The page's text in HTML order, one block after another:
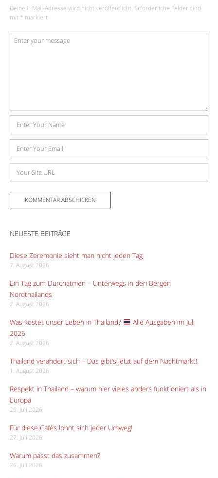
Deine E-Mail-Adresse wird nicht veröffentlicht. Erforderliche Felder sind
mit * markiert
Kommentar
Name
Mail-
Adresse
Website
NEUESTE BEITRÄGE
Diese Zeremonie sieht man nicht jeden Tag
7. August 2026
Ein Tag zum Durchatmen – Unterwegs in den Bergen
Nordthailands
2. August 2026
Was kostet unser Leben in Thailand?
Alle Ausgaben im Juli
2026
2. August 2026
Thailand verändert sich – Das gibt’s jetzt auf dem Nachtmarkt!
1. August 2026
Respekt in Thailand – warum hier vieles anders funktioniert als in
Europa
29. Juli 2026
Für diese Cafés lohnt sich jeder Umweg!
27. Juli 2026
Warum passt das zusammen?
26. Juli 2026